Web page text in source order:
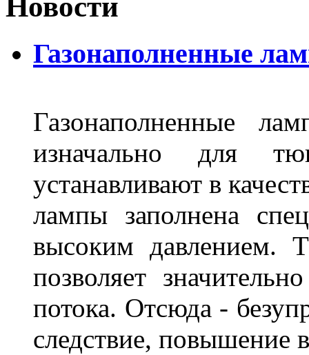
Новости
Газонаполненные
Газонаполненные
изначально для
устанавливают в
лампы заполнена
высоким давлением.
позволяет
потока. Отсюда -
следствие,